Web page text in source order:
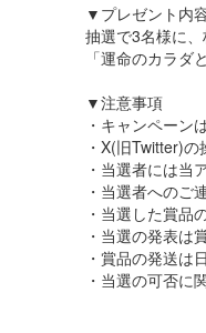
▼プレゼント内
抽選で3名様に
「運命のカラダ
▼注意事項
・キャンペーン
・X(旧Twitter)
・当選者には当
・当選者へのご
・当選した賞品
・当選の発表は
・賞品の発送は
・当選の可否に